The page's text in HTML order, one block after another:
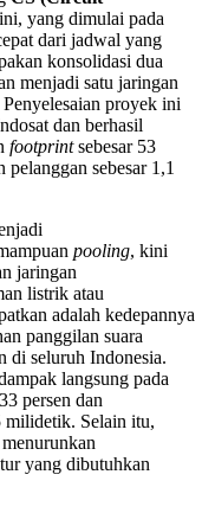
yang dimulai pada
dari jadwal yang
konsolidasi dua
menjadi satu jaringan
proyek ini
dan berhasil
footprintsebesar 53
pelanggan sebesar 1,1
pooling, kini
jaringan
listrik atau
adalah kedepannya
panggilan suara
di seluruh Indonesia.
langsung pada
persen dan
milidetik. Selain itu,
yang dibutuhkan